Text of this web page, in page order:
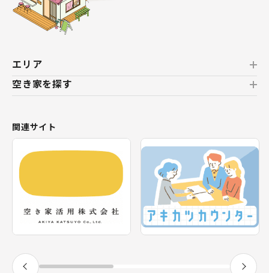
エリア
北海道
東北
関東
神奈川県
甲信越・北陸
東海
空き家を探す
新着の空き家
テーマから探す
エリアから探す
関連サイト